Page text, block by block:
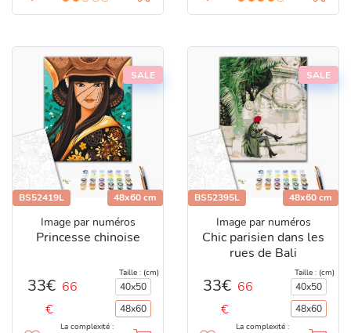
SALE
BS52419L 48x60 cm
Image par numéros
Princesse chinoise
33€ 66
€
Taille : (cm)
40x50
48x60
La complexité :
SALE
BS52395L 48x60 cm
Image par numéros
Chic parisien dans les
rues de Bali
33€ 66
€
Taille : (cm)
40x50
48x60
La complexité :